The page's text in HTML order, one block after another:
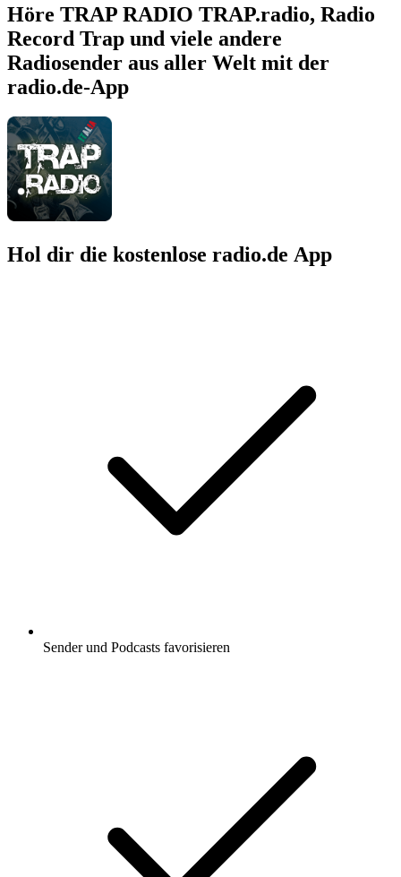
Höre TRAP RADIO TRAP.radio, Radio
Record Trap und viele andere
Radiosender aus aller Welt mit der
radio.de-App
Hol dir die kostenlose radio.de App
Sender und Podcasts favorisieren